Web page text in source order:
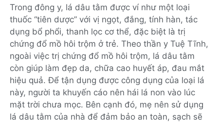
Trong đông y, lá dâu tằm được ví như một loại
thuốc “tiên dược” với vị ngọt, đắng, tính hàn, tác
dụng bổ phổi, thanh lọc cơ thể, đặc biệt là trị
chứng đổ mồ hôi trộm ở trẻ. Theo thần y Tuệ Tĩnh,
ngoài việc trị chứng đổ mồ hôi trộm, lá dâu tằm
còn giúp làm đẹp da, chữa cao huyết áp, đau mắt
hiệu quả. Để tận dụng được công dụng của loại lá
này, người ta khuyến cáo nên hái lá non vào lúc
mặt trời chưa mọc. Bên cạnh đó, mẹ nên sử dụng
lá dâu tằm của nhà để đảm bảo an toàn, sạch sẽ